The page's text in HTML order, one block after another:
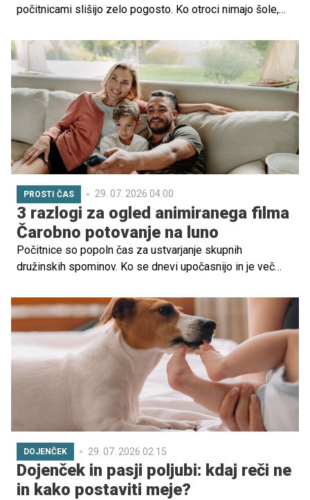
počitnicami slišijo zelo pogosto. Ko otroci nimajo šole,
občutek, da jih moramo nenehno zabavati. Ponudimo jim
izlet, igro, dejavnost ali zaslon, samo da ne bi doživljali
dolgčasa.
PROSTI ČAS 29. 07. 2026 04.00
3 razlogi za ogled animiranega filma
Čarobno potovanje na luno
Počitnice so popoln čas za ustvarjanje skupnih
družinskih spominov. Ko se dnevi upočasnijo in je več
filmski večer, ob katerem se otroci prepustijo domišljiji,
starši pa se za nekaj trenutkov vrnejo v svet otroške
radovednosti.
DOJENČEK 29. 07. 2026 02.15
Dojenček in pasji poljubi: kdaj reči ne
in kako postaviti meje?